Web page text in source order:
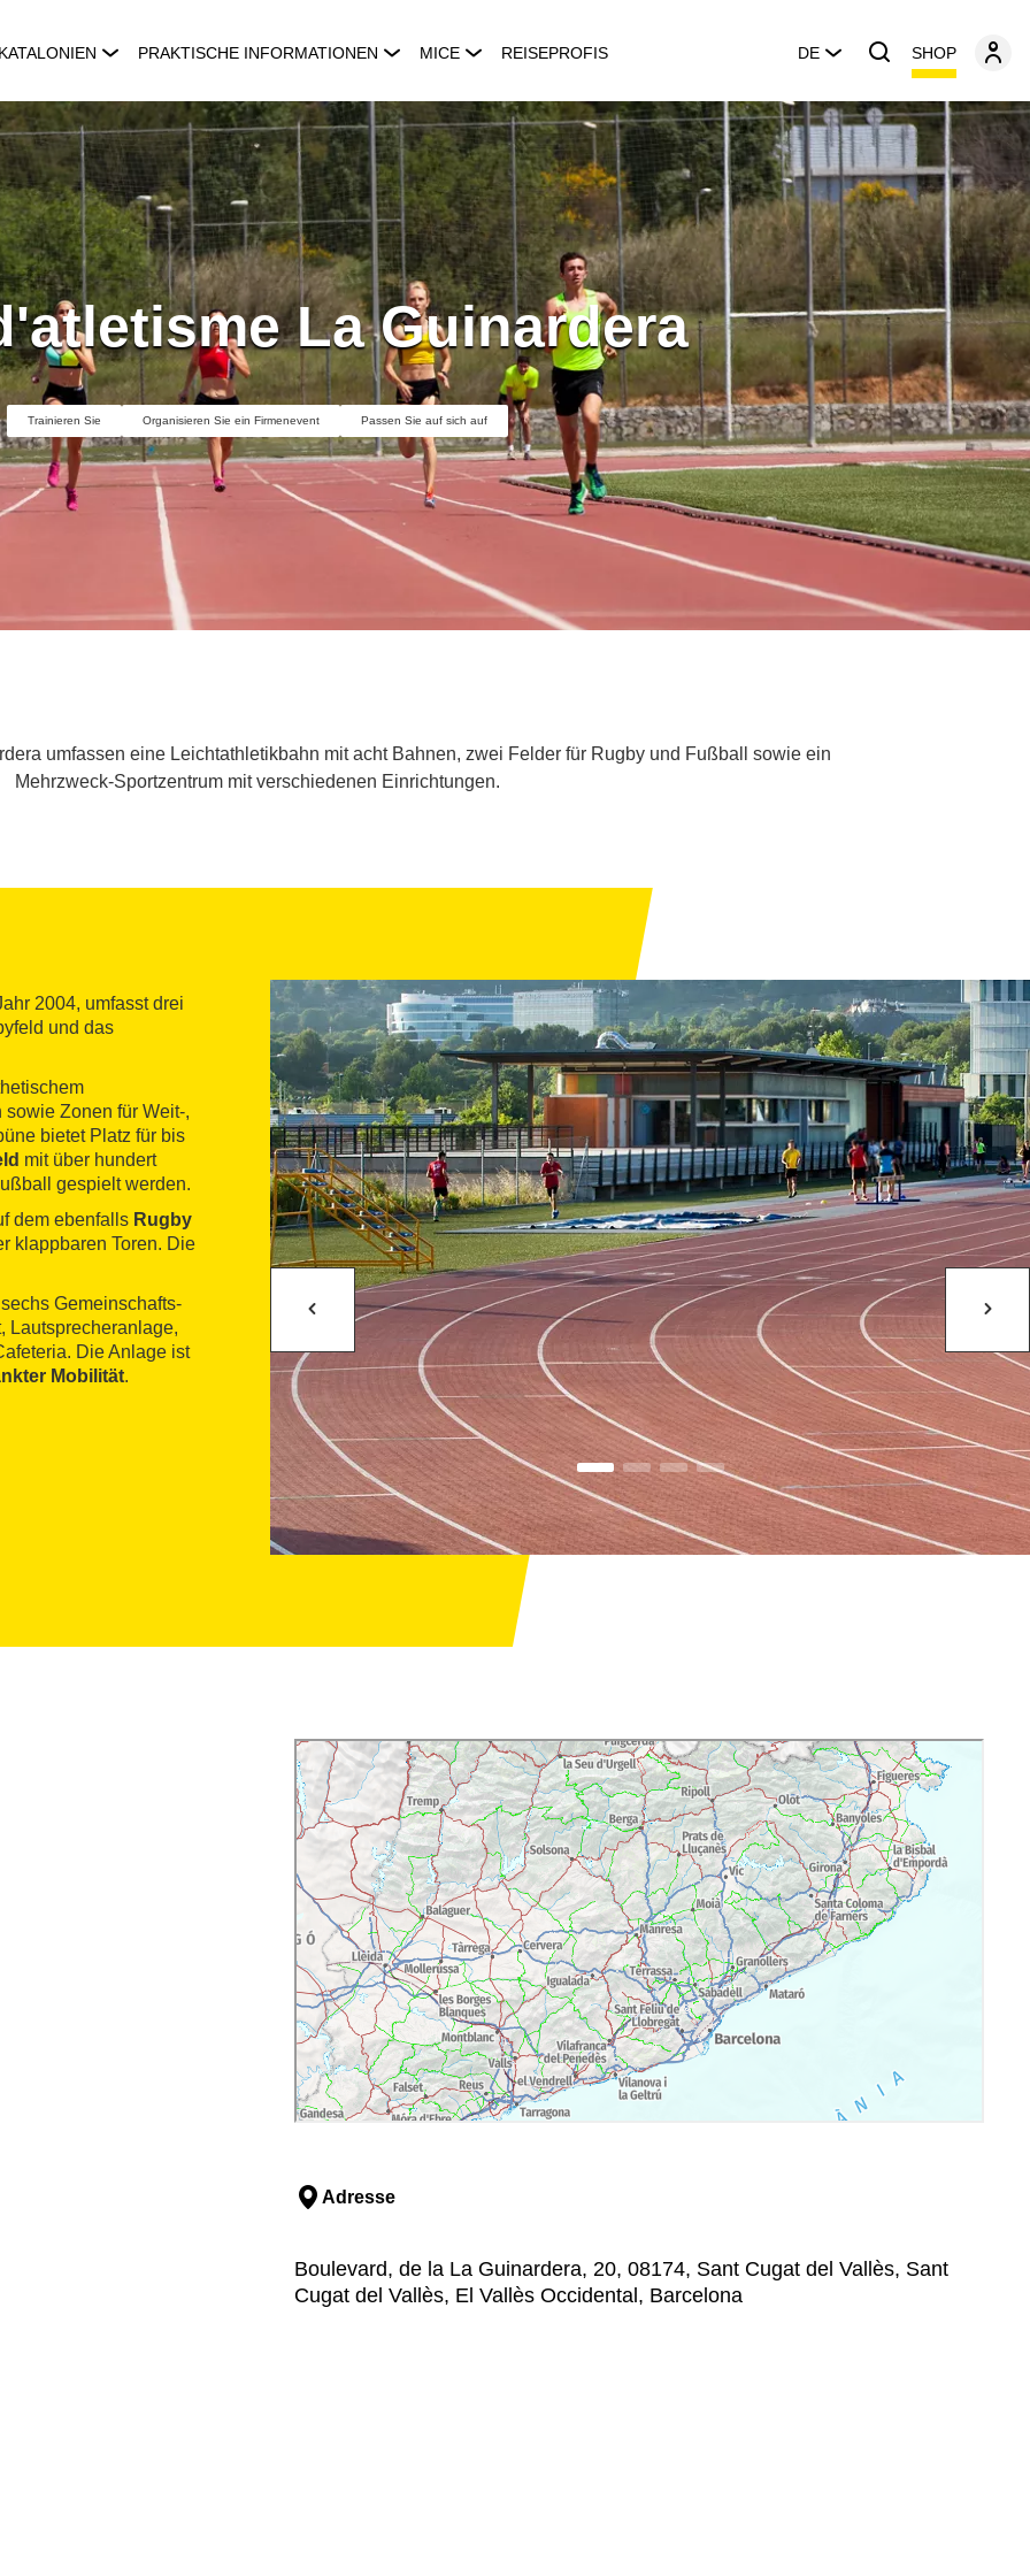
PRAKTISCHE INFORMATIONEN MICE REISEPROFIS DE SHOP
La Guinardera
Trainieren Sie Organisieren Sie ein Firmenevent Passen Sie auf sich auf
umfassen eine Leichtathletikbahn mit acht Bahnen, zwei Felder für Rugby und Fußball sowie ein
Mehrzweck-Sportzentrum mit verschiedenen Einrichtungen.
2004, umfasst drei
und das
Zonen für Weit-,
bietet Platz für bis
mit über hundert
gespielt werden.
dem ebenfalls Rugby
klappbaren Toren. Die
Gemeinschafts-
Lautsprecheranlage,
Die Anlage ist
Mobilität.
Adresse
Boulevard, de la La Guinardera, 20, 08174, Sant Cugat del Vallès, Sant
Cugat del Vallès, El Vallès Occidental, Barcelona